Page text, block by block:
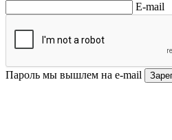
E-mail
Пароль мы вышлем на e-mail